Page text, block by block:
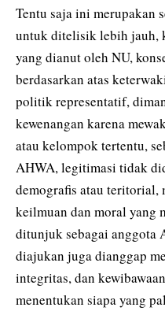
Tentu saja ini merupakan
untuk ditelisik lebih jauh,
yang dianut oleh NU,
berdasarkan atas
politik representatif,
kewenangan karena
atau kelompok tertentu,
AHWA, legitimasi tidak
demografis atau teritorial,
keilmuan dan moral yang
ditunjuk sebagai anggota
diajukan juga dianggap
integritas, dan
menentukan siapa yang